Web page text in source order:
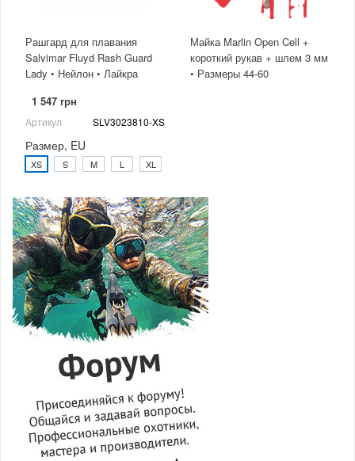
Рашгард для плавания
Salvimar Fluyd Rash Guard
Lady • Нейлон • Лайкра
1 547 грн
Артикул SLV3023810-XS
Размер, EU
XS S M L XL
Майка Marlin Open Cell +
короткий рукав + шлем 3 мм
• Размеры 44-60